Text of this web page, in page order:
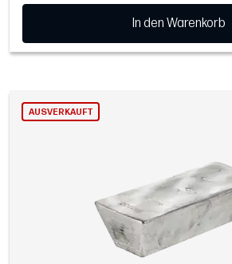
In den Warenkorb
AUSVERKAUFT